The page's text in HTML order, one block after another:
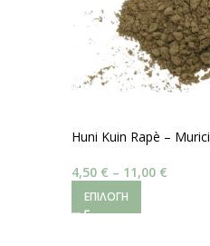
Huni Kuin Rapè – Murici
4,50 € – 11,00 €
ΕΠΙΛΟΓΉ